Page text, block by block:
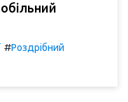
#Роздрібний